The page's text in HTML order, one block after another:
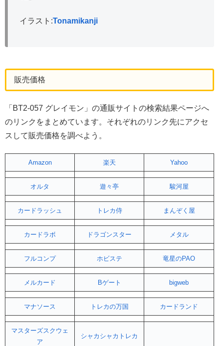
イラスト:Tonamikanji
販売価格
「BT2-057 グレイモン」の通販サイトの検索結果ページへ
のリンクをまとめています。それぞれのリンク先にアクセ
スして販売価格を調べよう。
Amazon 楽天 Yahoo
オルタ 遊々亭 駿河屋
カードラッシュ トレカ侍 まんぞく屋
カードラボ ドラゴンスター メタル
フルコンプ ホビステ 竜星のPAO
メルカード Bゲート bigweb
マナソース トレカの万国 カードランド
マスターズスクウェ
ア
シャカシャカトレカ